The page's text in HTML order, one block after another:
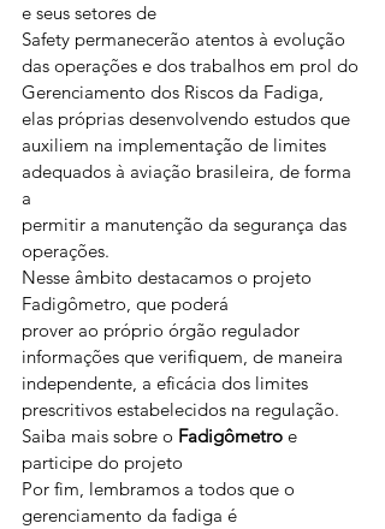
e seus setores de
Safety permanecerão atentos à evolução
das operações e dos trabalhos em prol do
Gerenciamento dos Riscos da Fadiga,
elas próprias desenvolvendo estudos que
auxiliem na implementação de limites
adequados à aviação brasileira, de forma
a
permitir a manutenção da segurança das
operações.
Nesse âmbito destacamos o projeto
Fadigômetro, que poderá
prover ao próprio órgão regulador
informações que verifiquem, de maneira
independente, a eficácia dos limites
prescritivos estabelecidos na regulação.
Saiba mais sobre o Fadigômetro e
participe do projeto
Por fim, lembramos a todos que o
gerenciamento da fadiga é